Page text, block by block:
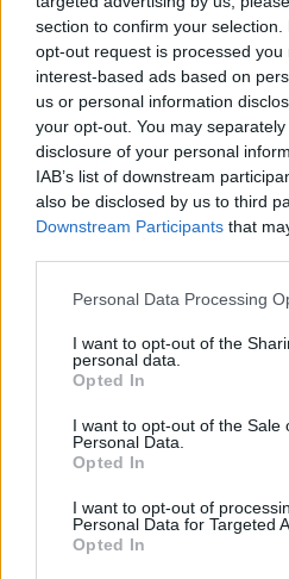
section to confirm your
opt-out request is processed you
interest-based ads based on
us or personal information
your opt-out. You may
disclosure of your personal
IAB’s list of downstream
also be disclosed by us to third
Downstream Participants that
Please note that this website/
not limited to your visit or usage
grant or deny consent to Google
use your data for below
consent section.
Personal Data Processing
I want to opt-out of the
personal data.
Opted In
I want to opt-out of the Sale
Personal Data.
Opted In
I want to opt-out of
Personal Data for Targeted
Opted In
ΑΘΛΗΤΙΣΜΌΣ
Καρέτσας: Ονειρικό
(Video)
ΑΝΑΡΤΗΘΗΚΕ ΑΠΟ DKATSAMADOU